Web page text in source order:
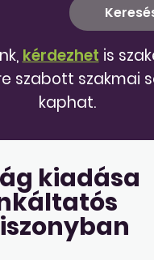
kérdezhet is
szabott szakmai
kaphat.
kiadása